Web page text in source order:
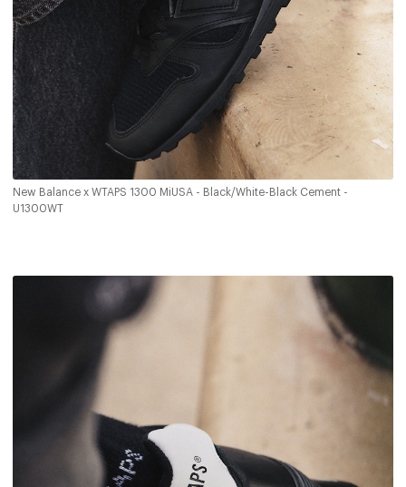
New Balance x WTAPS 1300 MiUSA - Black/White-Black Cement -
U1300WT